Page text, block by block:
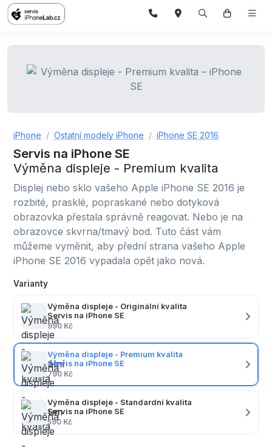
iPhone Ostatní modely iPhone iPhone SE 2016
Servis na iPhone SE
Výměna displeje - Premium kvalita
Displej nebo sklo vašeho Apple iPhone SE 2016 je
rozbité, prasklé, popraskané nebo dotyková
obrazovka přestala správně reagovat. Nebo je na
obrazovce skvrna/tmavý bod. Tuto část vám
můžeme vyměnit, aby přední strana vašeho Apple
iPhone SE 2016 vypadala opět jako nová.
Varianty
Výměna displeje - Originální kvalita
Servis na iPhone SE
990 Kč
Výměna displeje - Premium kvalita
Servis na iPhone SE
790 Kč
Výměna displeje - Standardní kvalita
Servis na iPhone SE
590 Kč